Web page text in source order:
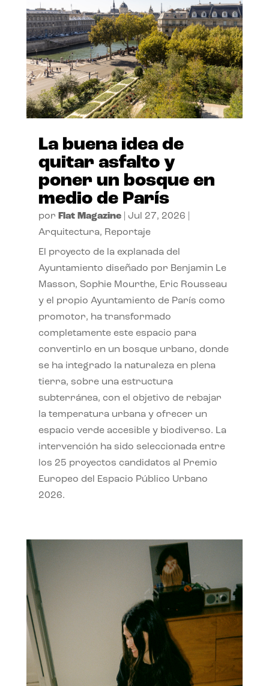
La buena idea de
quitar asfalto y
poner un bosque en
medio de París
por Flat Magazine| Jul 27, 2026
Arquitectura, Reportaje
El proyecto de la explanada del
Ayuntamiento diseñado por Benjamin Le
Masson, Sophie Mourthe, Eric Rousseau
y el propio Ayuntamiento de París como
promotor, ha transformado
completamente este espacio para
convertirlo en un bosque urbano, donde
se ha integrado la naturaleza en plena
tierra, sobre una estructura
subterránea, con el objetivo de rebajar
la temperatura urbana y ofrecer un
espacio verde accesible y biodiverso. La
intervención ha sido seleccionada entre
los 25 proyectos candidatos al Premio
Europeo del Espacio Público Urbano
2026.